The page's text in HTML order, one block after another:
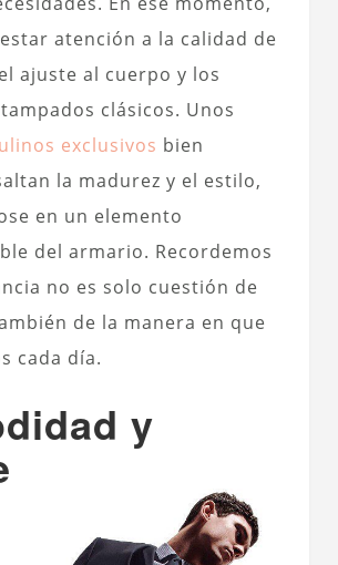
atención a la calidad de
ajuste al cuerpo y los
clásicos. Unos
exclusivos bien
la madurez y el estilo,
en un elemento
del armario. Recordemos
no es solo cuestión de
de la manera en que
cada día.
y